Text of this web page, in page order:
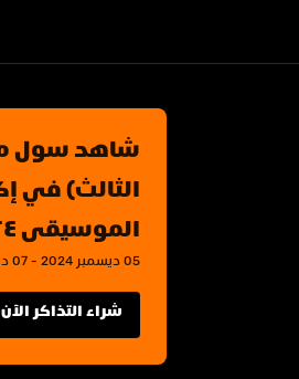
الموسيقى ٢٠٢٤
05 ديسمبر 2024 - 07 ديسمبر 2024, الرياض
شراء التذاكر الآن